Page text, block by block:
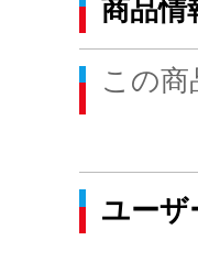
商品情
この
ユーザ